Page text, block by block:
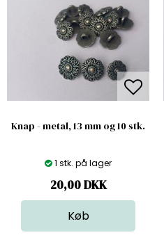
Knap - metal, 13 mm og 10 stk.
1 stk. på lager
20,00DKK